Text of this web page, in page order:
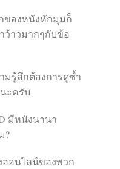
ของหนังหักมุมก็
าวมากๆกับข้อ
มรู้สึกต้องการดูซ้ำ
ะครับ
มีหนังนานา
?
ออนไลน์ของพวก